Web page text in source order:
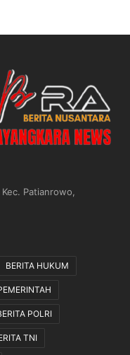
Patianrowo,
BERITA HUKUM
POLRI
TNI